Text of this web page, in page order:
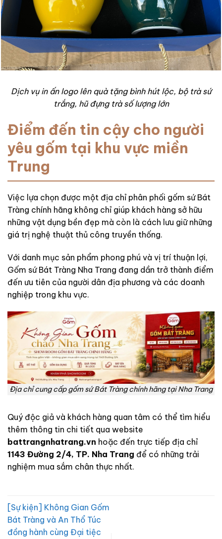
Dịch vụ in ấn logo lên quà tặng bình hút lộc, bộ trà sứ
trắng, hũ đựng trà số lượng lớn
Điểm đến tin cậy cho người
yêu gốm tại khu vực miền
Trung
Việc lựa chọn được một địa chỉ phân phối gốm sứ Bát
Tràng chính hãng không chỉ giúp khách hàng sở hữu
những vật dụng bền đẹp mà còn là cách lưu giữ những
giá trị nghệ thuật thủ công truyền thống.
Với danh mục sản phẩm phong phú và vị trí thuận lợi,
Gốm sứ Bát Tràng Nha Trang đang dần trở thành điểm
đến ưu tiên của người dân địa phương và các doanh
nghiệp trong khu vực.
Địa chỉ cung cấp gốm sứ Bát Tràng chính hãng tại Nha Trang
Quý độc giả và khách hàng quan tâm có thể tìm hiểu
thêm thông tin chi tiết qua website
battrangnhatrang.vn hoặc đến trực tiếp địa chỉ
1143 Đường 2/4, TP. Nha Trang để có những trải
nghiệm mua sắm chân thực nhất.
[Sự kiện] Không Gian Gốm
Bát Tràng và An Thổ Túc
đồng hành cùng Đại tiệc